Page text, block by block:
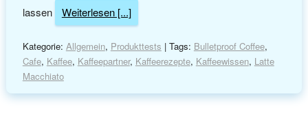
lassen
Weiterlesen [...]
Kategorie: Allgemein, Produkttests | Tags: Bulletproof Coffee,
Cafe, Kaffee, Kaffeepartner, Kaffeerezepte, Kaffeewissen, Latte
Macchiato